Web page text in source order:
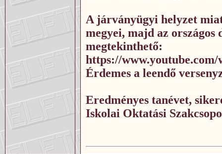
A járványügyi helyzet
megyei, majd az
megtekinthető:
https://
Érdemes a leendő
Eredményes tanévet,
Iskolai Oktatási